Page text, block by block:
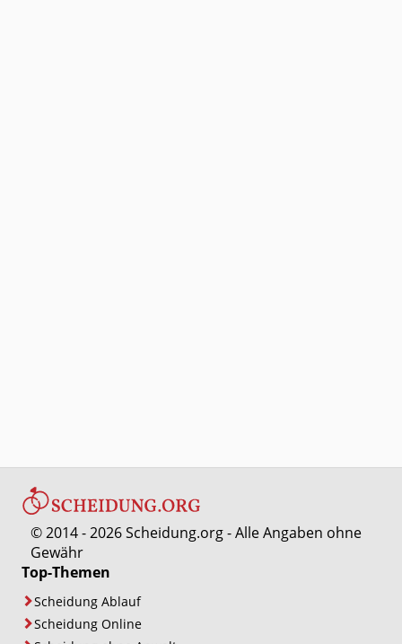
© 2014 - 2026 Scheidung.org - Alle Angaben ohne
Gewähr
Top-Themen
Scheidung Ablauf
Scheidung Online